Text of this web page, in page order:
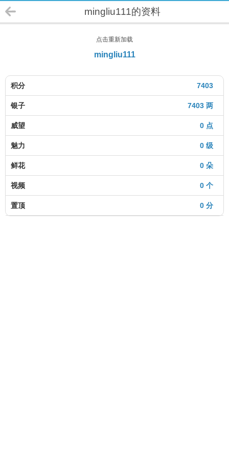
mingliu111的资料
点击重新加载
mingliu111
7403
积分
7403 两
银子
0 点
威望
0 级
魅力
0 朵
鲜花
0 个
视频
0 分
置顶